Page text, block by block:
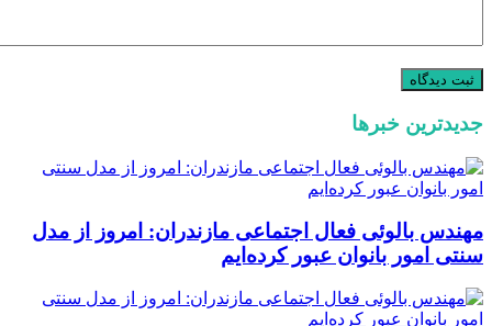
جدیدترین خبرها
مهندس بالوئی فعال اجتماعی مازندران: امروز از مدل
سنتی امور بانوان عبور کرده‌ایم